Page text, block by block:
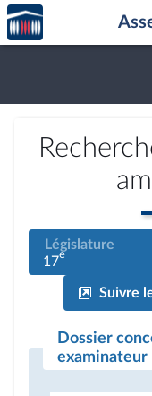
Aller au contenu
Aller en bas de la page
Accèder
à la
page
Législature
17e
Suivre
Dossier
examinateur